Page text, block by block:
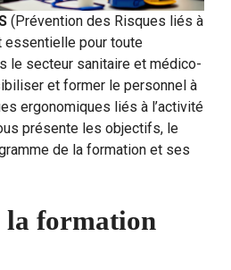
(Prévention des Risques liés à
essentielle pour toute
le secteur sanitaire et médico-
et former le personnel à
ergonomiques liés à l’activité
présente les objectifs, le
de la formation et ses
la formation